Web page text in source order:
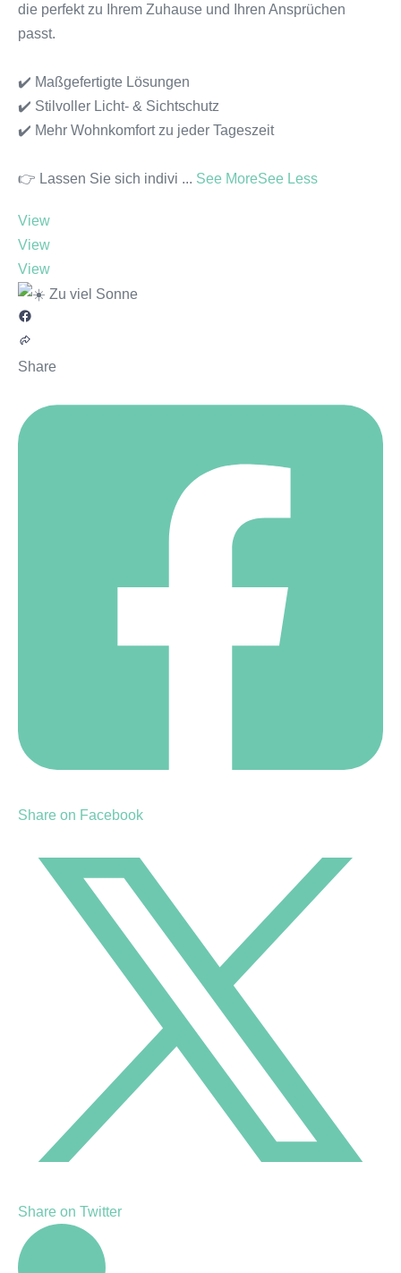
die perfekt zu Ihrem Zuhause und Ihren Ansprüchen
passt.
✔️ Maßgefertigte Lösungen
✔️ Stilvoller Licht- & Sichtschutz
✔️ Mehr Wohnkomfort zu jeder Tageszeit
👉 Lassen Sie sich indivi ... See MoreSee Less
View
View
View
Share
Share on Facebook
Share on Twitter